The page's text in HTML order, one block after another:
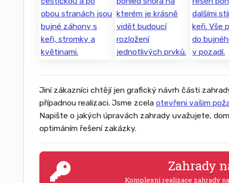
Jiní zákazníci chtějí jen grafický návrh části
případnou realizaci. Jsme zcela otevřeni vašim
Napište o jakých úpravách zahrady uvažujete,
optimáním řešení zakázky.
Zahrady
Komplexní realizace zahrady